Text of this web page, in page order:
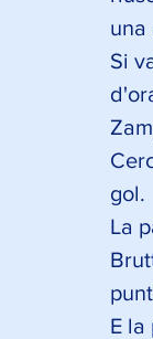
una
Si
gol.
La
E